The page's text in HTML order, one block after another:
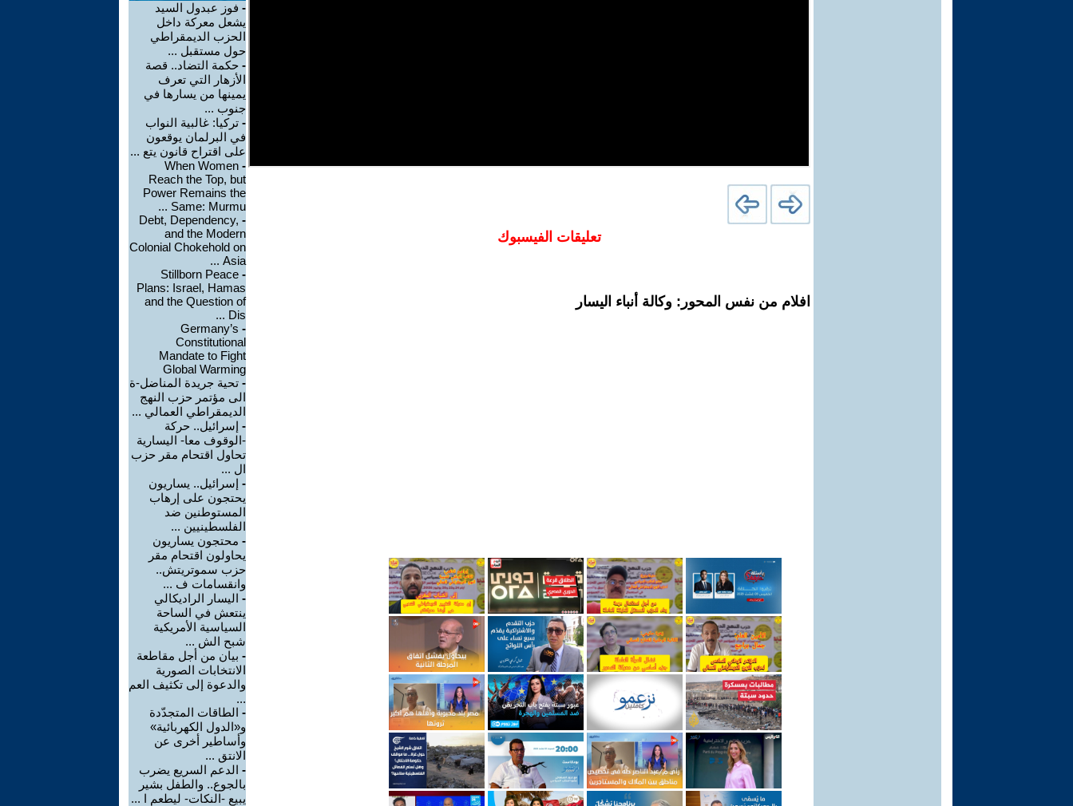
تعليقات الفيسبوك
افلام من نفس المحور: وكالة أنباء اليسار
- فوز عبدول السيد
يشعل معركة داخل
الحزب الديمقراطي
حول مستقبل ...
- حكمة التضاد.. قصة
الأزهار التي تعرف
يمينها من يسارها في
جنوب ...
- تركيا: غالبية النواب
في البرلمان يوقعون
على اقتراح قانون يتع ...
-
When Women
Reach the Top, but
Power Remains the
Same: Murmu ...
-
Debt, Dependency,
and the Modern
Colonial Chokehold on
Asia ...
-
Stillborn Peace
Plans: Israel, Hamas
and the Question of
Dis ...
-
Germany’s
Constitutional
Mandate to Fight
Global Warming
- تحية جريدة المناضل-ة
الى مؤتمر حزب النهج
الديمقراطي العمالي ...
- إسرائيل.. حركة
-الوقوف معا- اليسارية
تحاول اقتحام مقر حزب
ال ...
- إسرائيل.. يساريون
يحتجون على إرهاب
المستوطنين ضد
الفلسطينيين ...
- محتجون يساريون
يحاولون اقتحام مقر
حزب سموتريتش..
وانقسامات ف ...
- اليسار الراديكالي
ينتعش في الساحة
السياسية الأمريكية
شبح الش ...
- بيان من أجل مقاطعة
الانتخابات الصورية
والدعوة إلى تكثيف العم
...
- الطاقات المتجدّدة
و«الدول الكهربائية»
وأساطير أخرى عن
الانتق ...
- الدعم السريع يضرب
بالجوع.. والطفل بشير
يبيع -النكات- ليطعم ا ...